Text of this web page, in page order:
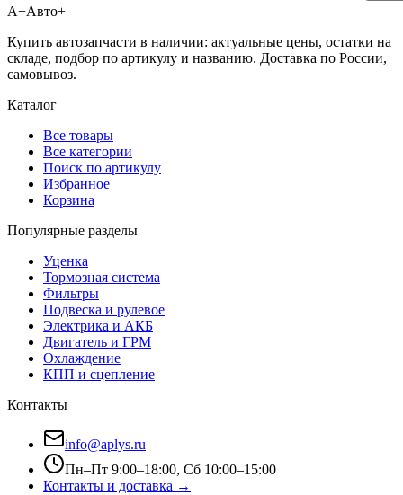
А+Авто+
Купить автозапчасти в наличии: актуальные цены, остатки на
складе, подбор по артикулу и названию. Доставка по России,
самовывоз.
Каталог
Все товары
Все категории
Поиск по артикулу
Избранное
Корзина
Популярные разделы
Уценка
Тормозная система
Фильтры
Подвеска и рулевое
Электрика и АКБ
Двигатель и ГРМ
Охлаждение
КПП и сцепление
Контакты
info@aplys.ru
Пн–Пт 9:00–18:00, Сб 10:00–15:00
Контакты и доставка →